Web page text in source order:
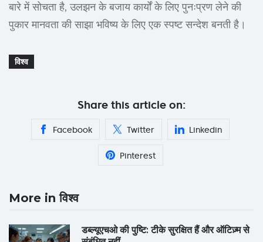
बारे में सोचता है, उलझन के बजाय कार्यों के लिए पुनःप्रण लेने की
पुकार मानवता की साझा भविष्य के लिए एक स्पष्ट सन्देश बनती है।
विश्व
Share this article on:
Facebook Twitter Linkedin
Pinterest
More in विश्व
डब्ल्यूएचओ की पुष्टि: टीके सुरक्षित हैं और ऑटिज़्म से